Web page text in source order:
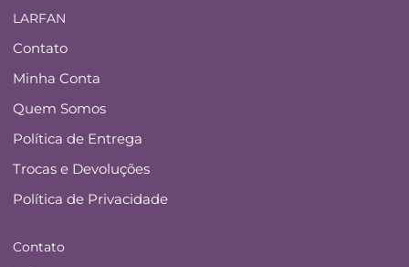
LARFAN
Contato
Minha Conta
Quem Somos
Política de Entrega
Trocas e Devoluções
Política de Privacidade
Contato